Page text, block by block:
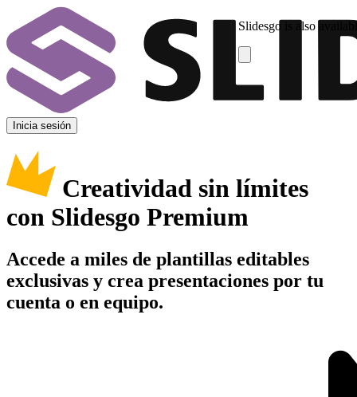
Slidesgo is also
Inicia sesión
Creatividad sin límites
con Slidesgo Premium
Accede a miles de plantillas editables
exclusivas y crea presentaciones por tu
cuenta o en equipo.